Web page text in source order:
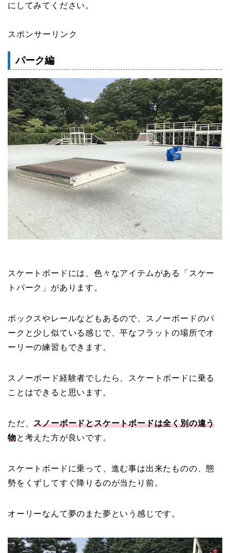
にしてみてください。
スポンサーリンク
パーク編
スケートボードには、色々なアイテムがある「スケー
トパーク」があります。
ボックスやレールなどもあるので、スノーボードのパ
ークと少し似ている感じで、平なフラットの場所でオ
ーリーの練習もできます。
スノーボード経験者でしたら、スケートボードに乗る
ことはできると思います。
ただ、スノーボードとスケートボードは全く別の違う
物と考えた方が良いです。
スケートボードに乗って、進む事は出来たものの、態
勢をくずしてすぐ降りるのが当たり前。
オーリーなんて夢のまた夢という感じです。